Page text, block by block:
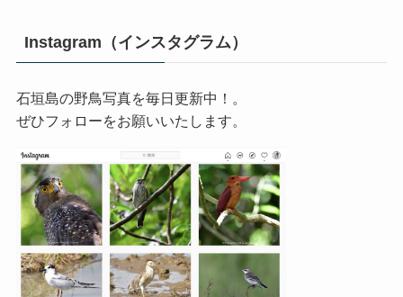
Instagram（インスタグラム）
石垣島の野鳥写真を毎日更新中！。
ぜひフォローをお願いいたします。